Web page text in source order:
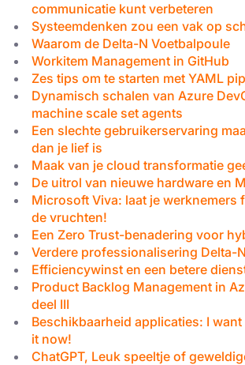
communicatie kunt verbeteren
Systeemdenken zou een vak op
Waarom de Delta-N Voetbalpoule
Workitem Management in GitHub
Zes tips om te starten met YAML
Dynamisch schalen van Azure
machine scale set agents
Een slechte gebruikerservaring
dan je lief is
Maak van je cloud transformatie
De uitrol van nieuwe hardware en
Microsoft Viva: laat je werknemers
de vruchten!
Een Zero Trust-benadering voor
Verdere professionalisering Delta-
Efficiencywinst en een betere
Product Backlog Management in
deel III
Beschikbaarheid applicaties: I
it now!
ChatGPT, Leuk speeltje of